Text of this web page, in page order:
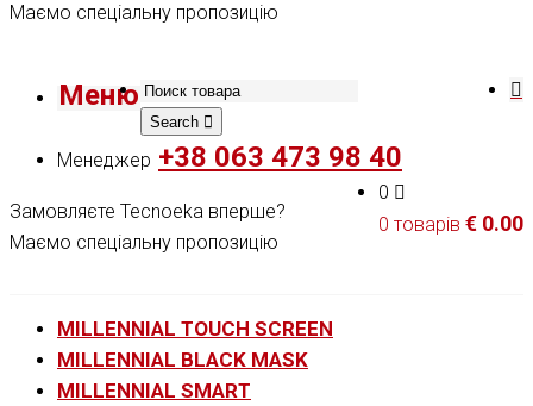
Маємо спеціальну пропозицію
Меню
Search
Менеджер +38 063 473 98 40
0
0 товарів € 0.00
Замовляєте Tecnoeka вперше?
Маємо спеціальну пропозицію
MILLENNIAL TOUCH SCREEN
MILLENNIAL BLACK MASK
MILLENNIAL SMART